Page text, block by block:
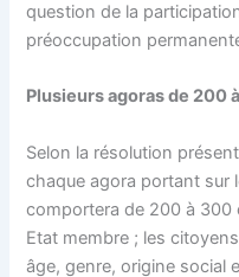
question de la
préoccupation
Plusieurs agoras de 200
Selon la résolution
chaque agora portant sur
comportera de 200 à 300
Etat membre ; les
âge, genre, origine social